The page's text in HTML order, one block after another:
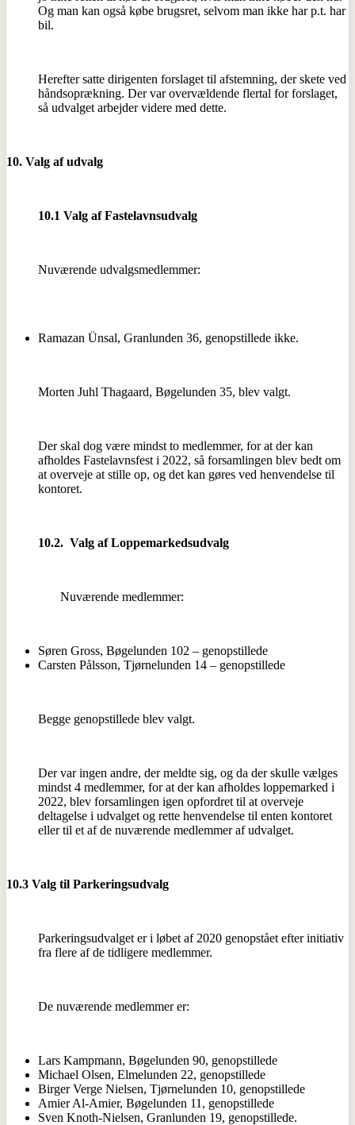
Og man kan også købe brugsret, selvom man ikke har p.t. har
bil.
Herefter satte dirigenten forslaget til afstemning, der skete ved
håndsoprækning. Der var overvældende flertal for forslaget,
så udvalget arbejder videre med dette.
10. Valg af udvalg
10.1 Valg af Fastelavnsudvalg
Nuværende udvalgsmedlemmer:
Ramazan Ünsal, Granlunden 36, genopstillede ikke.
Morten Juhl Thagaard, Bøgelunden 35, blev valgt.
Der skal dog være mindst to medlemmer, for at der kan
afholdes Fastelavnsfest i 2022, så forsamlingen blev bedt om
at overveje at stille op, og det kan gøres ved henvendelse til
kontoret.
10.2. Valg af Loppemarkedsudvalg
Nuværende medlemmer:
Søren Gross, Bøgelunden 102 – genopstillede
Carsten Pålsson, Tjørnelunden 14 – genopstillede
Begge genopstillede blev valgt.
Der var ingen andre, der meldte sig, og da der skulle vælges
mindst 4 medlemmer, for at der kan afholdes loppemarked i
2022, blev forsamlingen igen opfordret til at overveje
deltagelse i udvalget og rette henvendelse til enten kontoret
eller til et af de nuværende medlemmer af udvalget.
10.3 Valg til Parkeringsudvalg
Parkeringsudvalget er i løbet af 2020 genopstået efter initiativ
fra flere af de tidligere medlemmer.
De nuværende medlemmer er:
Lars Kampmann, Bøgelunden 90, genopstillede
Michael Olsen, Elmelunden 22, genopstillede
Birger Verge Nielsen, Tjørnelunden 10, genopstillede
Amier Al-Amier, Bøgelunden 11, genopstillede
Sven Knoth-Nielsen, Granlunden 19, genopstillede.